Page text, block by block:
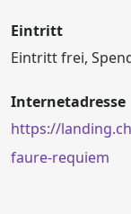
Eintritt
Eintritt frei,
Internetadresse
https://
faure-requiem